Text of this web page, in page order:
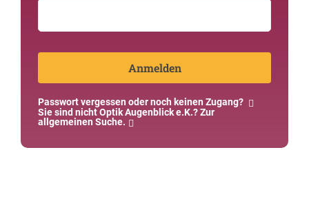
Passwort vergessen oder noch keinen Zugang?
Sie sind nicht Optik Augenblick e.K.? Zur
allgemeinen Suche.